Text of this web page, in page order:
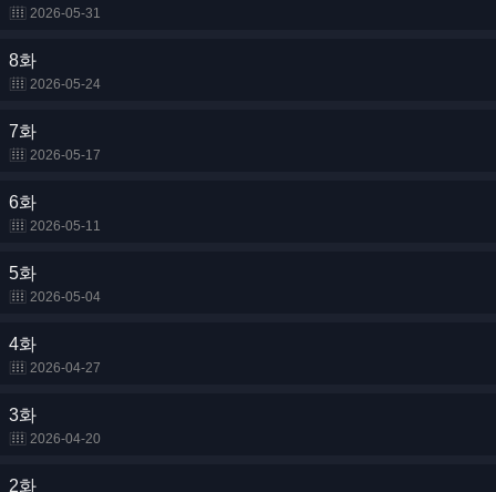
2026-05-31
8화
2026-05-24
7화
2026-05-17
6화
2026-05-11
5화
2026-05-04
4화
2026-04-27
3화
2026-04-20
2화